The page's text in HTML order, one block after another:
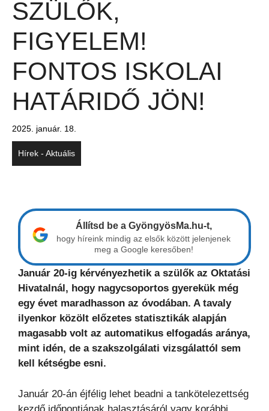
SZÜLŐK,
FIGYELEM!
FONTOS ISKOLAI
HATÁRIDŐ JÖN!
2025. január. 18.
Hírek - Aktuális
Állítsd be a GyöngyösMa.hu-t,
hogy híreink mindig az elsők között jelenjenek
meg a Google keresőben!
Január 20-ig kérvényezhetik a szülők az Oktatási
Hivatalnál, hogy nagycsoportos gyerekük még
egy évet maradhasson az óvodában. A tavaly
ilyenkor közölt előzetes statisztikák alapján
magasabb volt az automatikus elfogadás aránya,
mint idén, de a szakszolgálati vizsgálattól sem
kell kétségbe esni.
Január 20-án éjfélig lehet beadni a tankötelezettség